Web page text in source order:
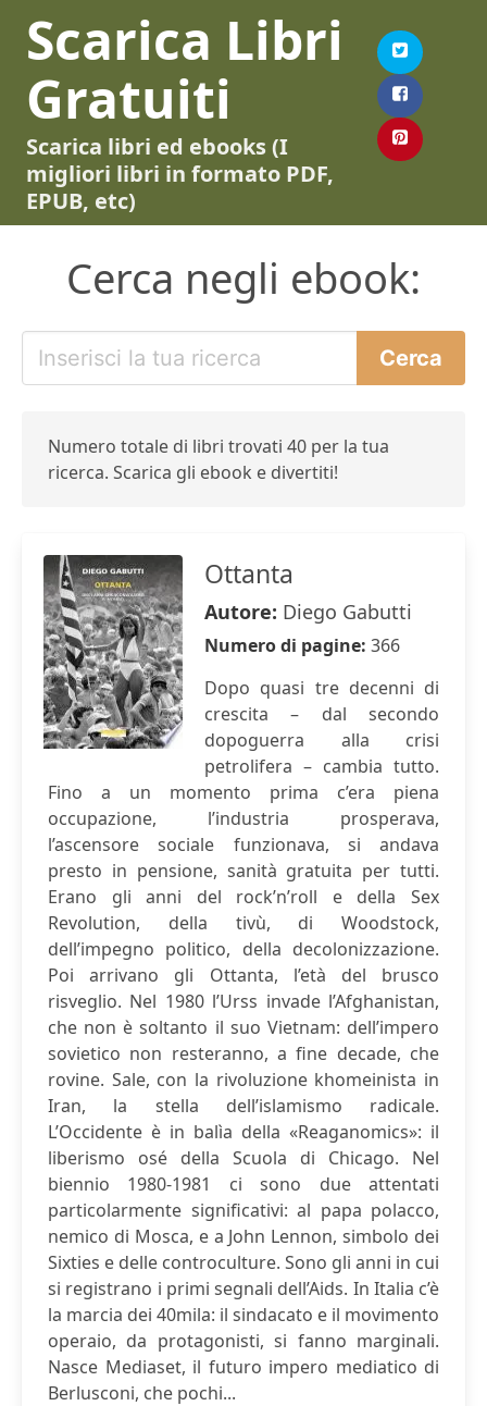
Scarica Libri
Gratuiti
Scarica libri ed ebooks (I
migliori libri in formato PDF,
EPUB, etc)
Cerca negli ebook:
Numero totale di libri trovati 40 per la tua
ricerca. Scarica gli ebook e divertiti!
Ottanta
Autore: Diego Gabutti
Numero di pagine: 366
Dopo quasi tre decenni di
crescita – dal secondo
dopoguerra alla crisi
petrolifera – cambia tutto.
Fino a un momento prima c’era piena
occupazione, l’industria prosperava,
l’ascensore sociale funzionava, si andava
presto in pensione, sanità gratuita per tutti.
Erano gli anni del rock’n’roll e della Sex
Revolution, della tivù, di Woodstock,
dell’impegno politico, della decolonizzazione.
Poi arrivano gli Ottanta, l’età del brusco
risveglio. Nel 1980 l’Urss invade l’Afghanistan,
che non è soltanto il suo Vietnam: dell’impero
sovietico non resteranno, a fine decade, che
rovine. Sale, con la rivoluzione khomeinista in
Iran, la stella dell’islamismo radicale.
L’Occidente è in balìa della «Reaganomics»: il
liberismo osé della Scuola di Chicago. Nel
biennio 1980-1981 ci sono due attentati
particolarmente significativi: al papa polacco,
nemico di Mosca, e a John Lennon, simbolo dei
Sixties e delle controculture. Sono gli anni in cui
si registrano i primi segnali dell’Aids. In Italia c’è
la marcia dei 40mila: il sindacato e il movimento
operaio, da protagonisti, si fanno marginali.
Nasce Mediaset, il futuro impero mediatico di
Berlusconi, che pochi...